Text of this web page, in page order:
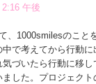
午後
、1000smilesのこと
で考えてから行動
づいたら行動に移
した。プロジェク